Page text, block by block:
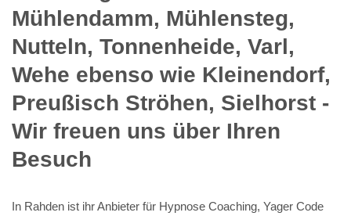
Mühlendamm, Mühlensteg,
Nutteln, Tonnenheide, Varl,
Wehe ebenso wie Kleinendorf,
Preußisch Ströhen, Sielhorst -
Wir freuen uns über Ihren
Besuch
In Rahden ist ihr Anbieter für Hypnose Coaching, Yager Code